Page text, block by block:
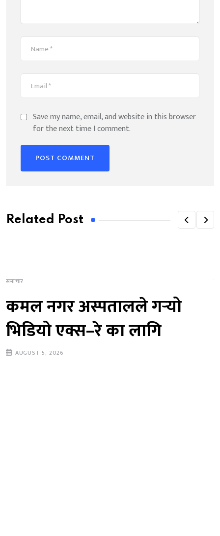
Save my name, email, and website in this browser
for the next time I comment.
Related Post
समाचार
कमल नगर अस्पतालले गर्‍यो
भिडियो एक्स–रे का लागि
AUGUST 5, 2026